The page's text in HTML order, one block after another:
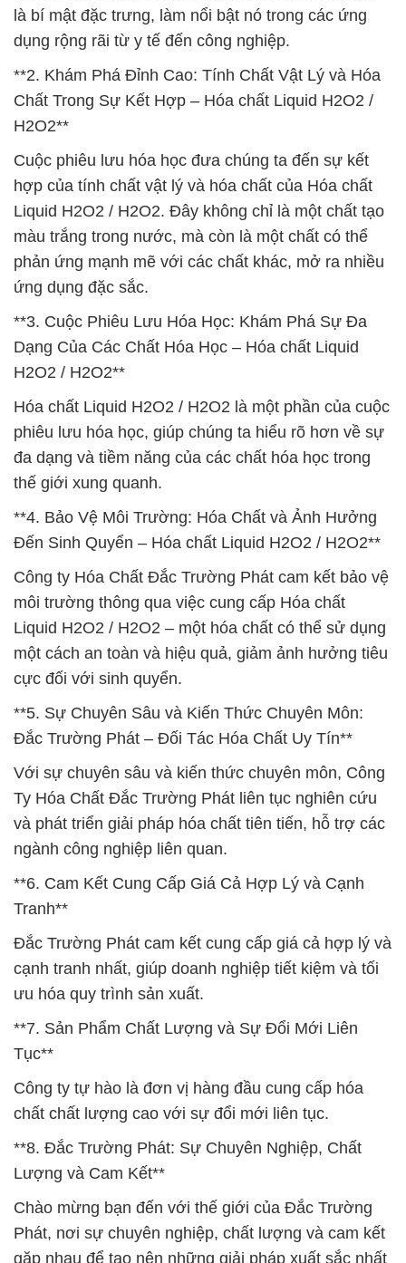
là bí mật đặc trưng, làm nổi bật nó trong các ứng
dụng rộng rãi từ y tế đến công nghiệp.
**2. Khám Phá Đỉnh Cao: Tính Chất Vật Lý và Hóa
Chất Trong Sự Kết Hợp – Hóa chất Liquid H2O2 /
H2O2**
Cuộc phiêu lưu hóa học đưa chúng ta đến sự kết
hợp của tính chất vật lý và hóa chất của Hóa chất
Liquid H2O2 / H2O2. Đây không chỉ là một chất tạo
màu trắng trong nước, mà còn là một chất có thể
phản ứng mạnh mẽ với các chất khác, mở ra nhiều
ứng dụng đặc sắc.
**3. Cuộc Phiêu Lưu Hóa Học: Khám Phá Sự Đa
Dạng Của Các Chất Hóa Học – Hóa chất Liquid
H2O2 / H2O2**
Hóa chất Liquid H2O2 / H2O2 là một phần của cuộc
phiêu lưu hóa học, giúp chúng ta hiểu rõ hơn về sự
đa dạng và tiềm năng của các chất hóa học trong
thế giới xung quanh.
**4. Bảo Vệ Môi Trường: Hóa Chất và Ảnh Hưởng
Đến Sinh Quyển – Hóa chất Liquid H2O2 / H2O2**
Công ty Hóa Chất Đắc Trường Phát cam kết bảo vệ
môi trường thông qua việc cung cấp Hóa chất
Liquid H2O2 / H2O2 – một hóa chất có thể sử dụng
một cách an toàn và hiệu quả, giảm ảnh hưởng tiêu
cực đối với sinh quyển.
**5. Sự Chuyên Sâu và Kiến Thức Chuyên Môn:
Đắc Trường Phát – Đối Tác Hóa Chất Uy Tín**
Với sự chuyên sâu và kiến thức chuyên môn, Công
Ty Hóa Chất Đắc Trường Phát liên tục nghiên cứu
và phát triển giải pháp hóa chất tiên tiến, hỗ trợ các
ngành công nghiệp liên quan.
**6. Cam Kết Cung Cấp Giá Cả Hợp Lý và Cạnh
Tranh**
Đắc Trường Phát cam kết cung cấp giá cả hợp lý và
cạnh tranh nhất, giúp doanh nghiệp tiết kiệm và tối
ưu hóa quy trình sản xuất.
**7. Sản Phẩm Chất Lượng và Sự Đổi Mới Liên
Tục**
Công ty tự hào là đơn vị hàng đầu cung cấp hóa
chất chất lượng cao với sự đổi mới liên tục.
**8. Đắc Trường Phát: Sự Chuyên Nghiệp, Chất
Lượng và Cam Kết**
Chào mừng bạn đến với thế giới của Đắc Trường
Phát, nơi sự chuyên nghiệp, chất lượng và cam kết
gặp nhau để tạo nên những giải pháp xuất sắc nhất